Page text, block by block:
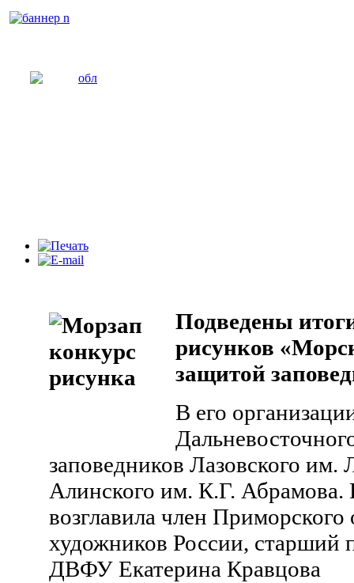
Подведены
рисунков
защитой
В его
заповедников Лазовского
Алинского им. К.Г.
возглавила член
художников России,
ДВФУ Екатерина Кравцова